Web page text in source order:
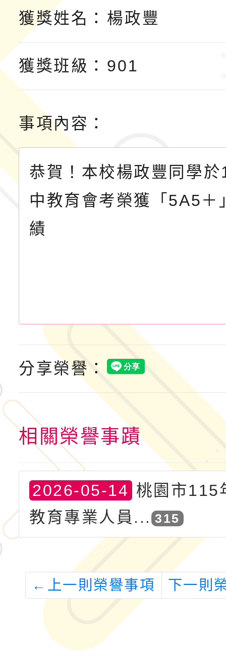
獲獎姓名： 楊政豐
獲獎班級： 901
事項內容：
恭賀！本校楊政豐同學
中教育會考榮獲「5A5＋
績
分享榮譽：
相關榮譽事蹟
2026-05-14 桃園市115
教育專業人員... 315
← 上一則榮譽事項 下一則